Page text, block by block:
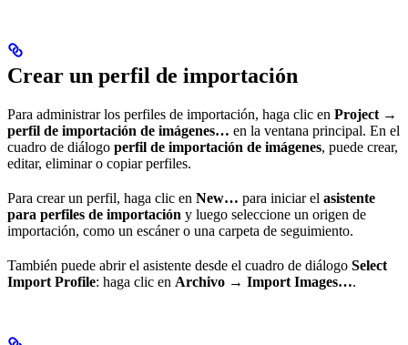
Crear un perfil de importación
Para administrar los perfiles de importación, haga clic en Project →
perfil de importación de imágenes… en la ventana principal. En el
cuadro de diálogo perfil de importación de imágenes, puede crear,
editar, eliminar o copiar perfiles.
Para crear un perfil, haga clic en New… para iniciar el asistente
para perfiles de importación y luego seleccione un origen de
importación, como un escáner o una carpeta de seguimiento.
También puede abrir el asistente desde el cuadro de diálogo Select
Import Profile: haga clic en Archivo → Import Images….